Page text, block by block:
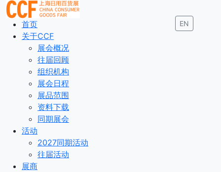
EN
首页
关于CCF
展会概况
往届回顾
组织机构
展会日程
展品范围
资料下载
同期展会
活动
2027同期活动
往届活动
展商